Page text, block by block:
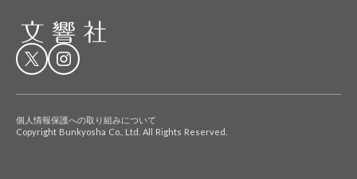
個人情報保護への取り組みについて
Copyright Bunkyosha Co., Ltd. All Rights Reserved.